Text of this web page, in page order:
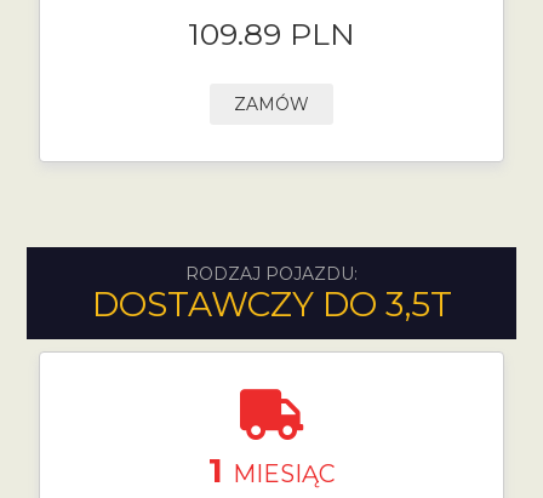
109.89 PLN
ZAMÓW
RODZAJ POJAZDU:
DOSTAWCZY DO 3,5T
1 MIESIĄC